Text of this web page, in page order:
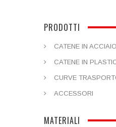
PRODOTTI
CATENE IN ACCIAIO
CATENE IN
CURVE
ACCESSORI
MATERIALI